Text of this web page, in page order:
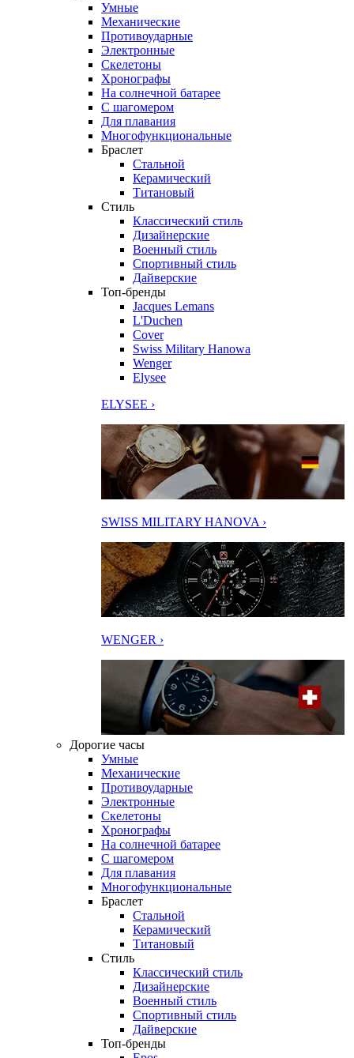
Умные
Механические
Противоударные
Электронные
Скелетоны
Хронографы
На солнечной батарее
С шагомером
Для плавания
Многофункциональные
Браслет
Стальной
Керамический
Титановый
Стиль
Классический стиль
Дизайнерские
Военный стиль
Спортивный стиль
Дайверские
Топ-бренды
Jacques Lemans
L'Duchen
Cover
Swiss Military Hanowa
Wenger
Elysee
ELYSEE ›
SWISS MILITARY HANOVA ›
WENGER ›
Дорогие часы
Умные
Механические
Противоударные
Электронные
Скелетоны
Хронографы
На солнечной батарее
С шагомером
Для плавания
Многофункциональные
Браслет
Стальной
Керамический
Титановый
Стиль
Классический стиль
Дизайнерские
Военный стиль
Спортивный стиль
Дайверские
Топ-бренды